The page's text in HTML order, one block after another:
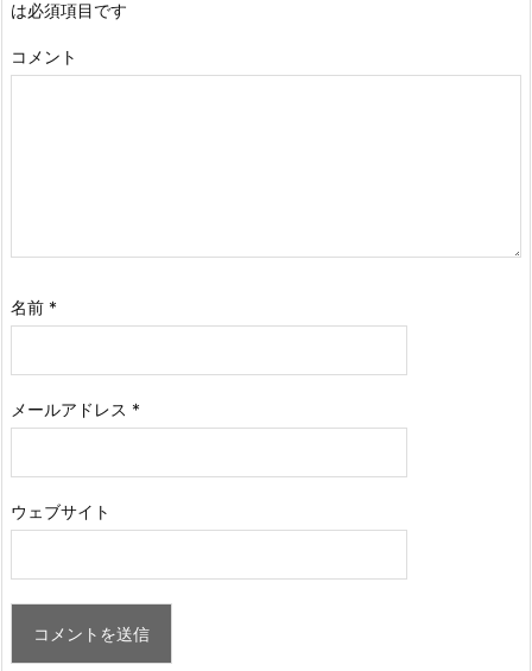
は必須項目です
コメント
名前 *
メールアドレス *
ウェブサイト